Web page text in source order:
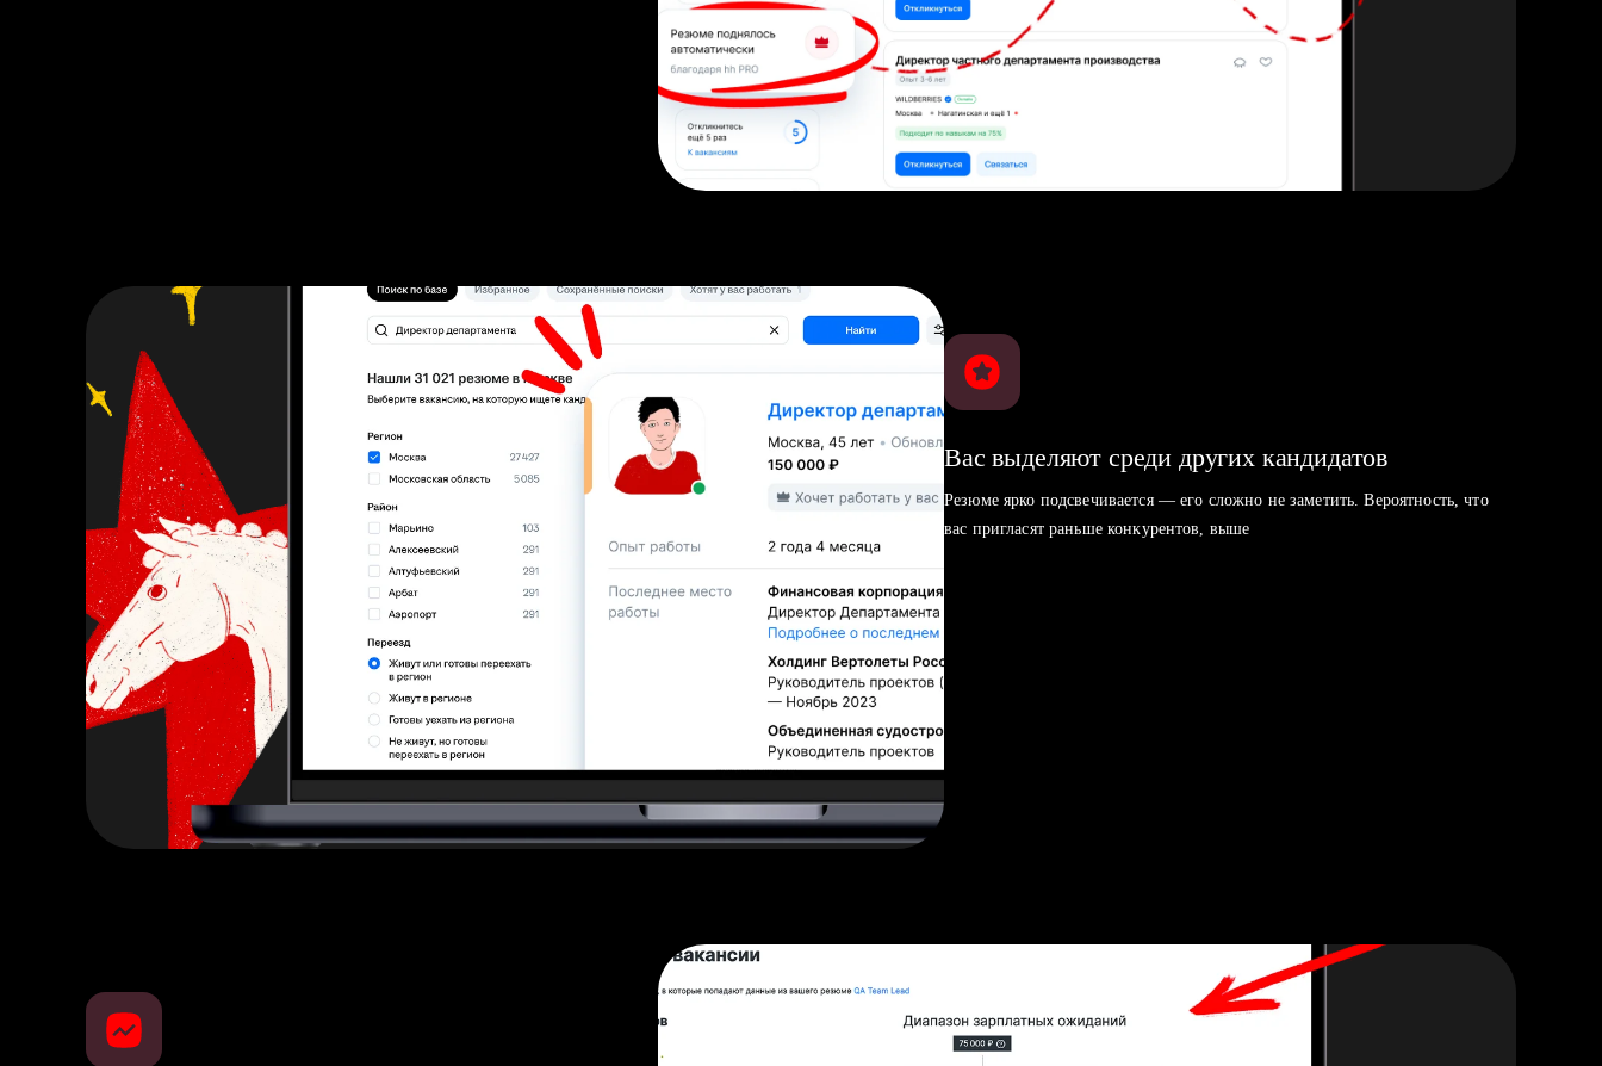
Вас выделяют среди других кандидатов
Резюме ярко подсвечивается — его сложно не заметить. Вероятность, что
вас пригласят раньше конкурентов, выше